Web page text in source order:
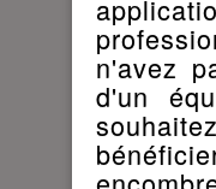
n'avez
d'un